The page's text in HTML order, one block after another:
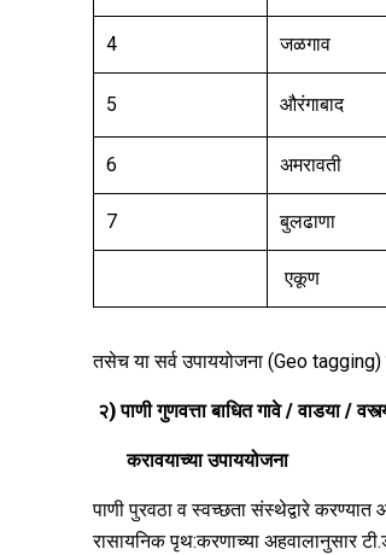
4 जळगाव
5 औरंगाबाद
6 अमरावती
7 बुलढाणा
एकूण
तसेचया सर्व उपाययोजना (Geo tagging)
२)पाणी गुणवत्ता बाधित गावे/वाडया/
करावयाच्या उपाययोजना
पाणी पुरवठा व स्वच्छता संस्थेद्वारे
रासायनिक पृथ:करणाच्या अहवालानुसार